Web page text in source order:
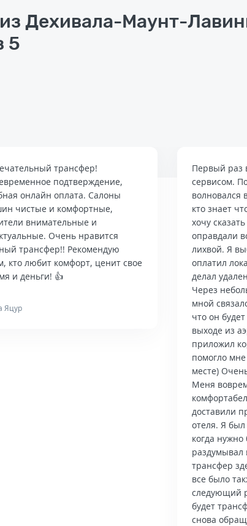
Дехивала-Маунт-
5
трансфер!
подтверждение,
онлайн оплата. Салоны
чистые и комфортные,
внимательные и
Очень нравится
трансфер!! Рекомендую
кто любит комфорт, ценит свое
и деньги! 👍
Яцур
Первый раз
сервисом.
волновался
кто знает
хочу
оправдали
лихвой. Я
оплатил
делал
Через
мной
что он
выходе из
приложил
помогло
месте)
Меня
доставили
отеля. Я
когда
раздумывал
трансфер
все было
следующий
будет
снова